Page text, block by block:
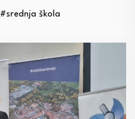
#srednja škola